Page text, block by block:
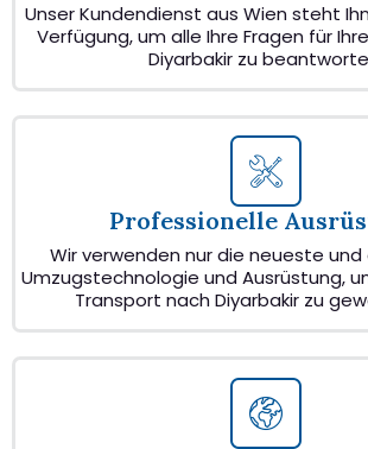
Unser Kundendienst aus Wien steht
Verfügung, um alle Ihre Fragen für
Diyarbakir zu
Professionelle
Wir verwenden nur die neueste
Umzugstechnologie und Ausrüstung,
Transport nach Diyarbakir zu